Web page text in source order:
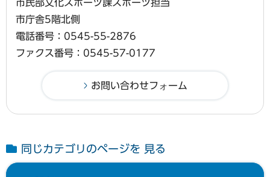
市民部文化スポーツ課スポーツ担当
市庁舎5階北側
電話番号：0545-55-2876
ファクス番号：0545-57-0177
同じカテゴリのページを 見る